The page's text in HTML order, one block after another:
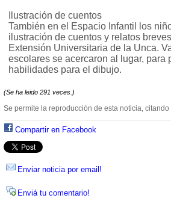
Ilustración de cuentos
También en el Espacio Infantil los
ilustración de cuentos y relatos
Extensión Universitaria de la Unca.
escolares se acercaron al lugar,
habilidades para el dibujo.
(Se ha leido 291 veces.)
Se permite la reproducción de esta noticia, citando
Compartir en Facebook
Enviar noticia por email!
Enviá tu comentario!